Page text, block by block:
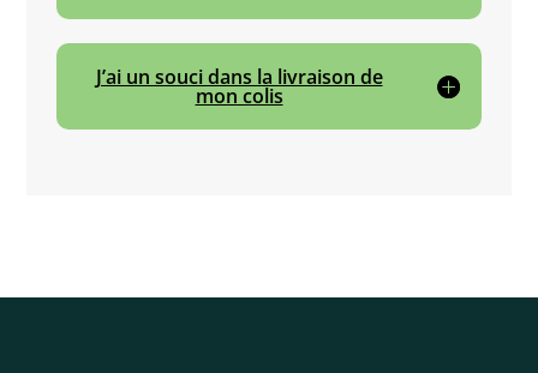
J’ai un souci dans la livraison de
mon colis